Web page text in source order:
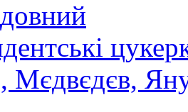
Мєдвєдєв,